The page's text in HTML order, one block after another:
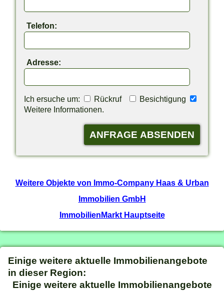
Telefon:
Adresse:
Ich ersuche um: Rückruf
Besichtigung
Weitere Informationen.
Weitere Objekte von Immo-Company Haas & Urban
Immobilien GmbH
ImmobilienMarkt Hauptseite
Einige weitere aktuelle Immobilienangebote
in dieser Region:
Einige weitere aktuelle Immobilienangebote